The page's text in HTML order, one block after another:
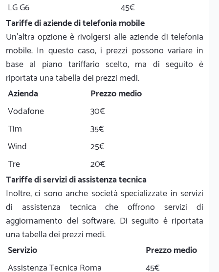
LG G6
45€
Tariffe di aziende di telefonia mobile
Un'altra opzione è rivolgersi alle aziende di telefonia
mobile. In questo caso, i prezzi possono variare in
base al piano tariffario scelto, ma di seguito è
riportata una tabella dei prezzi medi.
Azienda
Prezzo medio
Vodafone
30€
Tim
35€
Wind
25€
Tre
20€
Tariffe di servizi di assistenza tecnica
Inoltre, ci sono anche società specializzate in servizi
di assistenza tecnica che offrono servizi di
aggiornamento del software. Di seguito è riportata
una tabella dei prezzi medi.
Servizio
Prezzo medio
Assistenza Tecnica Roma
45€